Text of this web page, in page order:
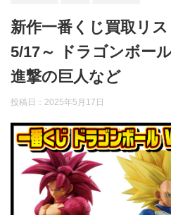
新作一番くじ買取リ
5/17～ ドラゴンボー
進撃の巨人など
投稿日： 2025年5月17日